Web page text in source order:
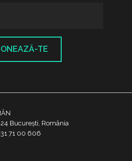
TE
București, România
71 00 606